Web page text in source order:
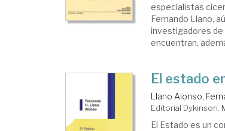
especialistas
Fernando Llano,
investigadores de
encuentran,
El estado
Llano Alonso,
Editorial Dykinson.
El Estado es un